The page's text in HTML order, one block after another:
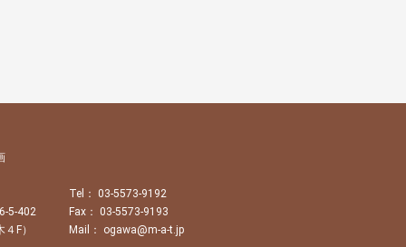
5-402
F）
Tel： 03-5573-9192
Fax： 03-5573-9193
Mail： ogawa@m-a-t.jp